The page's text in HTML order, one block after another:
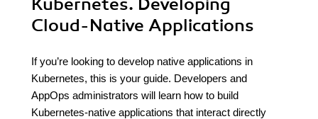
Kubernetes. Developing
Cloud-Native Applications
If you’re looking to develop native applications in
Kubernetes, this is your guide. Developers and
AppOps administrators will learn how to build
Kubernetes-native applications that interact directly